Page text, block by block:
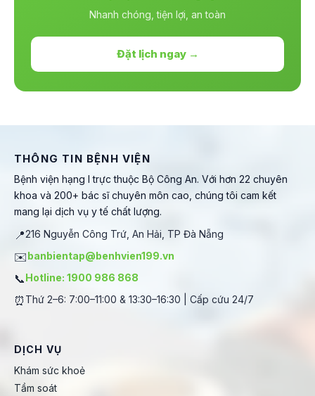
Nhanh chóng, tiện lợi, an toàn
Đặt lịch ngay →
THÔNG TIN BỆNH VIỆN
Bệnh viện hạng I trực thuộc Bộ Công An. Với hơn 22 chuyên
khoa và 200+ bác sĩ chuyên môn cao, chúng tôi cam kết
mang lại dịch vụ y tế chất lượng.
📍216 Nguyễn Công Trứ, An Hải, TP Đà Nẵng
✉️banbientap@benhvien199.vn
📞Hotline: 1900 986 868
⏰ Thứ 2–6: 7:00–11:00 & 13:30–16:30 | Cấp cứu 24/7
DỊCH VỤ
Khám sức khoẻ
Tầm soát